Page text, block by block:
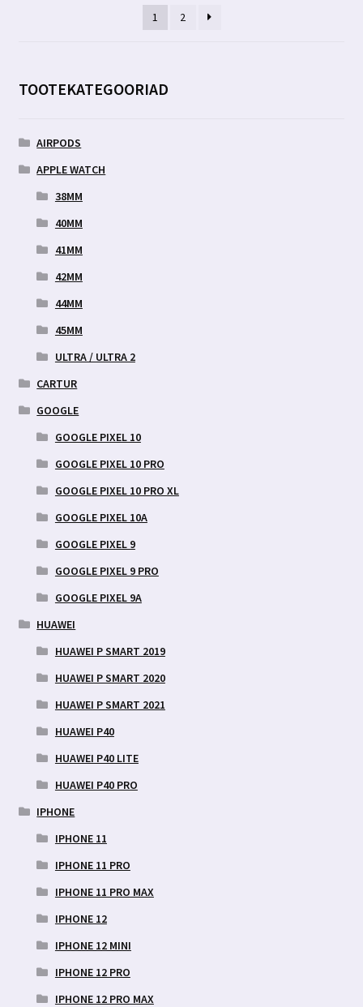
1 2
TOOTEKATEGOORIAD
AIRPODS
APPLE WATCH
38MM
40MM
41MM
42MM
44MM
45MM
ULTRA / ULTRA 2
CARTUR
GOOGLE
GOOGLE PIXEL 10
GOOGLE PIXEL 10 PRO
GOOGLE PIXEL 10 PRO XL
GOOGLE PIXEL 10A
GOOGLE PIXEL 9
GOOGLE PIXEL 9 PRO
GOOGLE PIXEL 9A
HUAWEI
HUAWEI P SMART 2019
HUAWEI P SMART 2020
HUAWEI P SMART 2021
HUAWEI P40
HUAWEI P40 LITE
HUAWEI P40 PRO
IPHONE
IPHONE 11
IPHONE 11 PRO
IPHONE 11 PRO MAX
IPHONE 12
IPHONE 12 MINI
IPHONE 12 PRO
IPHONE 12 PRO MAX